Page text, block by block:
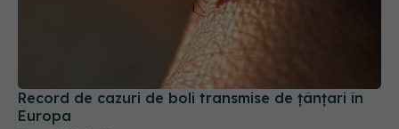
Record de cazuri de boli transmise de ţânţari în
Europa